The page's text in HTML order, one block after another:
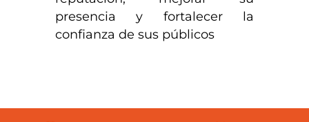
presencia y fortalecer la
confianza de sus públicos